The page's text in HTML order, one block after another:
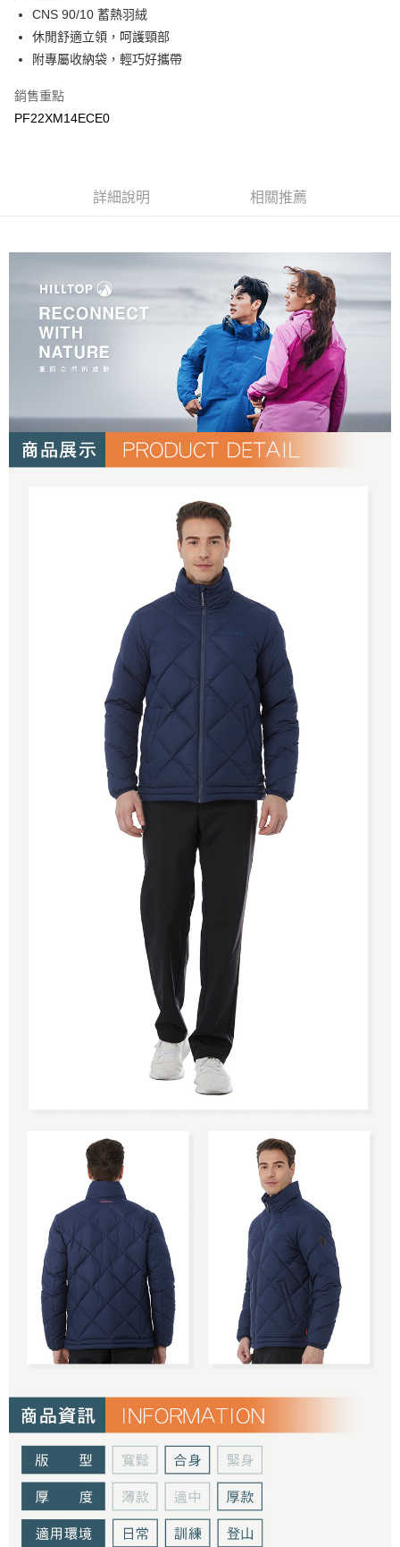
悠遊付
Google Pay
運送方式
宅配
每筆NT$399，滿NT$18,000(含以上)免運費
CNS 90/10 蓄熱羽絨
休閒舒適立領，呵護頸部
附專屬收納袋，輕巧好攜帶
銷售重點
PF22XM14ECE0
詳細說明 相關推薦